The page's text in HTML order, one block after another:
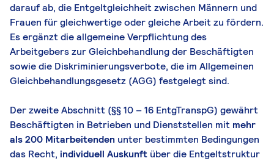
darauf ab, die Entgeltgleichheit zwischen Männern und
Frauen für gleichwertige oder gleiche Arbeit zu fördern.
Es ergänzt die allgemeine Verpflichtung des
Arbeitgebers zur Gleichbehandlung der Beschäftigten
sowie die Diskriminierungsverbote, die im Allgemeinen
Gleichbehandlungsgesetz (AGG) festgelegt sind.
Der zweite Abschnitt (§§ 10 – 16 EntgTranspG) gewährt
Beschäftigten in Betrieben und Dienststellen mit mehr
als 200 Mitarbeitenden unter bestimmten Bedingungen
das Recht, individuell Auskunft über die Entgeltstruktur